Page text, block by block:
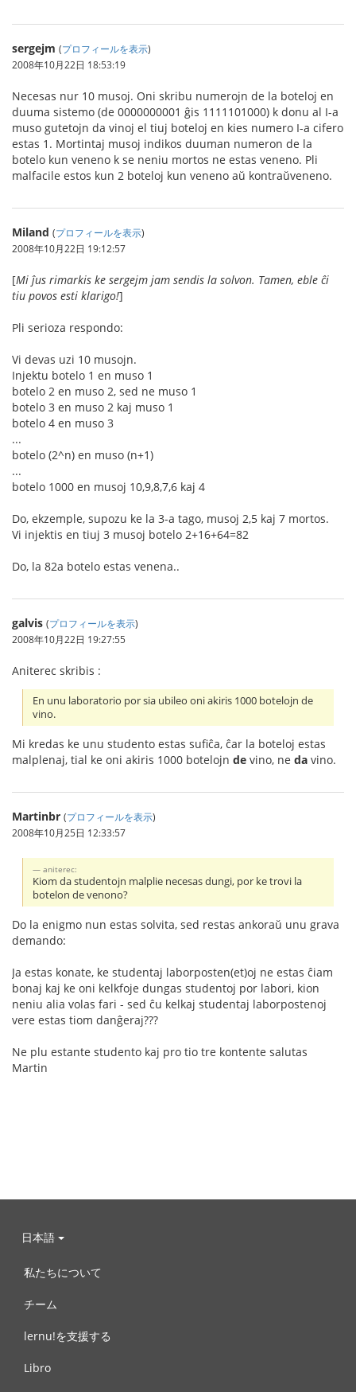
sergejm (プロフィールを表示)
2008年10月22日 18:53:19
Necesas nur 10 musoj. Oni skribu numerojn de la boteloj en
duuma sistemo (de 0000000001 ĝis 1111101000) k donu al I-a
muso gutetojn da vinoj el tiuj boteloj en kies numero I-a cifero
estas 1. Mortintaj musoj indikos duuman numeron de la
botelo kun veneno k se neniu mortos ne estas veneno. Pli
malfacile estos kun 2 boteloj kun veneno aŭ kontraŭveneno.
Miland (プロフィールを表示)
2008年10月22日 19:12:57
[Mi ĵus rimarkis ke sergejm jam sendis la solvon. Tamen, eble ĉi
tiu povos esti klarigo!]
Pli serioza respondo:
Vi devas uzi 10 musojn.
Injektu botelo 1 en muso 1
botelo 2 en muso 2, sed ne muso 1
botelo 3 en muso 2 kaj muso 1
botelo 4 en muso 3
...
botelo (2^n) en muso (n+1)
...
botelo 1000 en musoj 10,9,8,7,6 kaj 4
Do, ekzemple, supozu ke la 3-a tago, musoj 2,5 kaj 7 mortos.
Vi injektis en tiuj 3 musoj botelo 2+16+64=82
Do, la 82a botelo estas venena..
galvis (プロフィールを表示)
2008年10月22日 19:27:55
Aniterec skribis :
En unu laboratorio por sia ubileo oni akiris 1000 botelojn de
vino.
Mi kredas ke unu studento estas sufiĉa, ĉar la boteloj estas
malplenaj, tial ke oni akiris 1000 botelojn de vino, ne da vino.
Martinbr (プロフィールを表示)
2008年10月25日 12:33:57
aniterec:
Kiom da studentojn malplie necesas dungi, por ke trovi la
botelon de venono?
Do la enigmo nun estas solvita, sed restas ankoraŭ unu grava
demando:
Ja estas konate, ke studentaj laborposten(et)oj ne estas ĉiam
bonaj kaj ke oni kelkfoje dungas studentoj por labori, kion
neniu alia volas fari - sed ĉu kelkaj studentaj laborpostenoj
vere estas tiom danĝeraj???
Ne plu estante studento kaj pro tio tre kontente salutas
Martin
日本語
私たちについて
チーム
lernu!を支援する
Libro